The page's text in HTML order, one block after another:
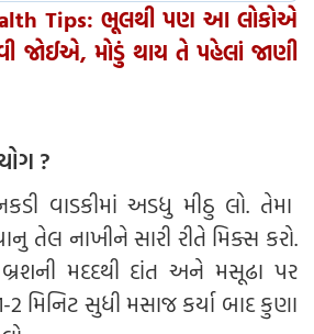
Tips: ભૂલથી પણ આ લોકોએ
જોઈએ, મોડું થાય તે પહેલાં જાણી
?
વાડકીમાં અડધુ મીઠુ લો. તેમા
તેલ નાખીને સારી રીતે મિક્સ કરો.
મદદથી દાંત અને મસૂઢા પર
2 મિનિટ સુધી મસાજ કર્યા બાદ કુણા